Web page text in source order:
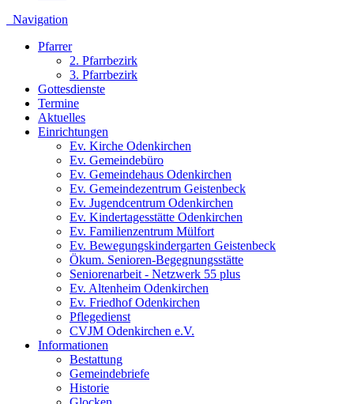
Navigation
Pfarrer
2. Pfarrbezirk
3. Pfarrbezirk
Gottesdienste
Termine
Aktuelles
Einrichtungen
Ev. Kirche Odenkirchen
Ev. Gemeindebüro
Ev. Gemeindehaus Odenkirchen
Ev. Gemeindezentrum Geistenbeck
Ev. Jugendcentrum Odenkirchen
Ev. Kindertagesstätte Odenkirchen
Ev. Familienzentrum Mülfort
Ev. Bewegungskindergarten Geistenbeck
Ökum. Senioren-Begegnungsstätte
Seniorenarbeit - Netzwerk 55 plus
Ev. Altenheim Odenkirchen
Ev. Friedhof Odenkirchen
Pflegedienst
CVJM Odenkirchen e.V.
Informationen
Bestattung
Gemeindebriefe
Historie